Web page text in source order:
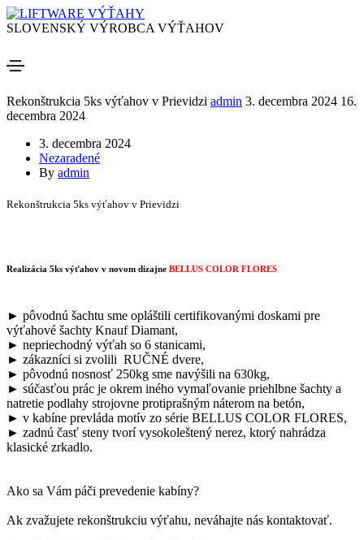
SLOVENSKÝ VÝROBCA VÝŤAHOV
Rekonštrukcia 5ks výťahov v Prievidzi admin 3. decembra 2024 16.
decembra 2024
3. decembra 2024
Nezaradené
By admin
Rekonštrukcia 5ks výťahov v Prievidzi
Realizácia 5ks výťahov v novom dizajne BELLUS COLOR FLORES
► pôvodnú šachtu sme opláštili certifikovanými doskami pre
výťahové šachty Knauf Diamant,
► nepriechodný výťah so 6 stanicami,
► zákazníci si zvolili RUČNÉ dvere,
► pôvodnú nosnosť 250kg sme navýšili na 630kg,
► súčasťou prác je okrem iného vymaľovanie priehlbne šachty a
natretie podlahy strojovne protiprašným náterom na betón,
► v kabíne prevláda motív zo série BELLUS COLOR FLORES,
► zadnú časť steny tvorí vysokoleštený nerez, ktorý nahrádza
klasické zrkadlo.
Ako sa Vám páči prevedenie kabíny?
Ak zvažujete rekonštrukciu výťahu, neváhajte nás kontaktovať.